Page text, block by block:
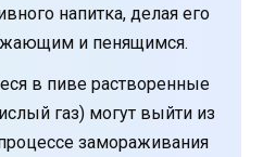
напитка, делая его
и пенящимся.
в пиве растворенные
газ) могут выйти из
замораживания